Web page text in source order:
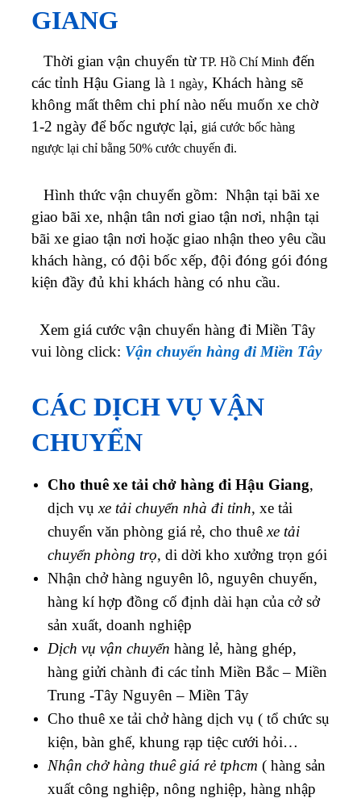
GIANG
Thời gian vận chuyển từ TP. Hồ Chí Minh đến
các tỉnh Hậu Giang là 1 ngày, Khách hàng sẽ
không mất thêm chi phí nào nếu muốn xe chờ
1-2 ngày để bốc ngược lại, giá cước bốc hàng
ngược lại chỉ bằng 50% cước chuyến đi.
Hình thức vận chuyển gồm: Nhận tại bãi xe
giao bãi xe, nhận tân nơi giao tận nơi, nhận tại
bãi xe giao tận nơi hoặc giao nhận theo yêu cầu
khách hàng, có đội bốc xếp, đội đóng gói đóng
kiện đầy đủ khi khách hàng có nhu cầu.
Xem giá cước vận chuyển hàng đi Miền Tây
vui lòng click: Vận chuyển hàng đi Miền Tây
CÁC DỊCH VỤ VẬN
CHUYỂN
Cho thuê xe tải chở hàng đi Hậu Giang,
dịch vụ xe tải chuyển nhà đi tỉnh, xe tải
chuyển văn phòng giá rẻ, cho thuê xe tải
chuyển phòng trọ, di dời kho xưởng trọn gói
Nhận chở hàng nguyên lô, nguyên chuyến,
hàng kí hợp đồng cố định dài hạn của cở sở
sản xuất, doanh nghiệp
Dịch vụ vận chuyển hàng lẻ, hàng ghép,
hàng giửi chành đi các tỉnh Miền Bắc – Miền
Trung -Tây Nguyên – Miền Tây
Cho thuê xe tải chở hàng dịch vụ ( tổ chức sụ
kiện, bàn ghế, khung rạp tiệc cưới hỏi…
Nhận chở hàng thuê giá rẻ tphcm ( hàng sản
xuất công nghiệp, nông nghiệp, hàng nhập